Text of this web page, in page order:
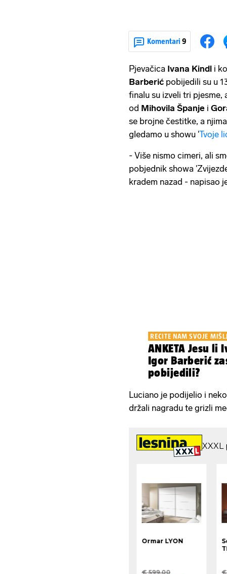
Komentari 9
Pjevačica Ivana Kindl i
Barberić pobijedili su u
finalu su izveli tri pjesme,
od Mihovila Španje i
se brojne čestitke, a
gledamo u showu 'Tvoje
- Više nismo cimeri, ali
pobjednik showa
kradem nazad - napisao
RECITE NAM SVOJE
ANKETA Jesu li
Igor Barberić
pobijedili?
Luciano je podijelio i
držali nagradu te grizli